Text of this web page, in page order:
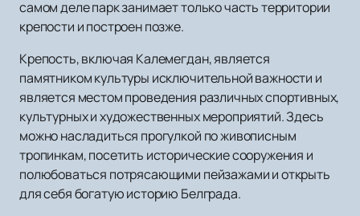
самом деле парк занимает только часть территории
крепости и построен позже.
Крепость, включая Калемегдан, является
памятником культуры исключительной важности и
является местом проведения различных спортивных,
культурных и художественных мероприятий. Здесь
можно насладиться прогулкой по живописным
тропинкам, посетить исторические сооружения и
полюбоваться потрясающими пейзажами и открыть
для себя богатую историю Белграда.